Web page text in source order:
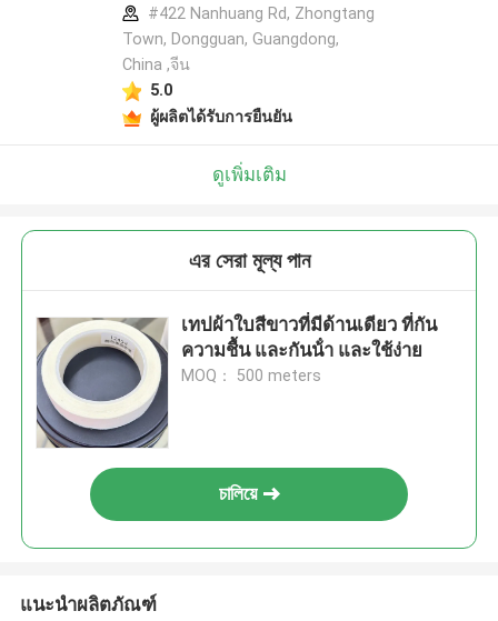
#422 Nanhuang Rd, Zhongtang
Town, Dongguan, Guangdong,
China ,จีน
5.0
ผู้ผลิตได้รับการยืนยัน
ดูเพิ่มเติม
এর সেরা মূল্য পান
เทปผ้าใบสีขาวที่มีด้านเดียว ที่กัน
ความชื้น และกันน้ํา และใช้ง่าย
MOQ： 500 meters
চালিয়ে
แนะนำผลิตภัณฑ์